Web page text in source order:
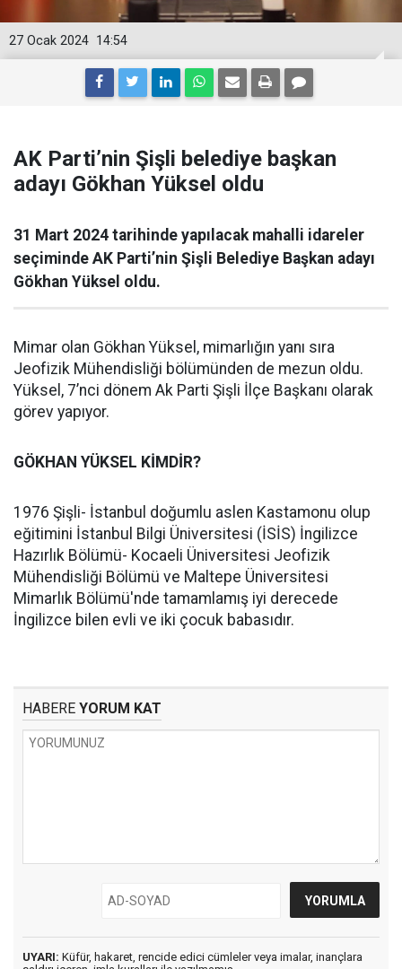
14:54
27 Ocak 2024
AK Parti’nin Şişli belediye başkan
adayı Gökhan Yüksel oldu
31 Mart 2024 tarihinde yapılacak mahalli idareler
seçiminde AK Parti’nin Şişli Belediye Başkan adayı
Gökhan Yüksel oldu.
Mimar olan Gökhan Yüksel, mimarlığın yanı sıra
Jeofizik Mühendisliği bölümünden de mezun oldu.
Yüksel, 7’nci dönem Ak Parti Şişli İlçe Başkanı olarak
görev yapıyor.
GÖKHAN YÜKSEL KİMDİR?
1976 Şişli- İstanbul doğumlu aslen Kastamonu olup
eğitimini İstanbul Bilgi Üniversitesi (İSİS) İngilizce
Hazırlık Bölümü- Kocaeli Üniversitesi Jeofizik
Mühendisliği Bölümü ve Maltepe Üniversitesi
Mimarlık Bölümü'nde tamamlamış iyi derecede
İngilizce bilen evli ve iki çocuk babasıdır.
HABERE YORUM KAT
UYARI: Küfür, hakaret, rencide edici cümleler veya imalar, inançlara